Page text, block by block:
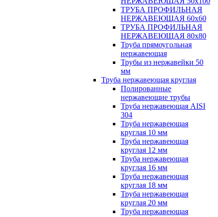
ТРУБА ПРОФИЛЬНАЯ
НЕРЖАВЕЮЩАЯ 60х60
ТРУБА ПРОФИЛЬНАЯ
НЕРЖАВЕЮЩАЯ 80х80
Труба прямоугольная
нержавеющая
Трубы из нержавейки 50
мм
Труба нержавеющая круглая
Полированные
нержавеющие трубы
Труба нержавеющая AISI
304
Труба нержавеющая
круглая 10 мм
Труба нержавеющая
круглая 12 мм
Труба нержавеющая
круглая 16 мм
Труба нержавеющая
круглая 18 мм
Труба нержавеющая
круглая 20 мм
Труба нержавеющая